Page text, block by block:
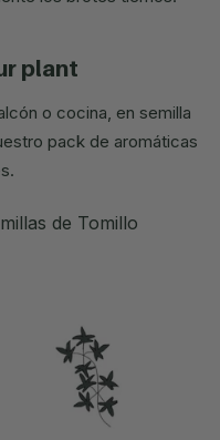
plant
o cocina, en semilla
pack de aromáticas
de Tomillo